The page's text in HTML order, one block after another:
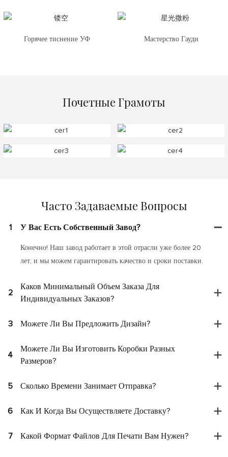
Горячее тиснение УФ Мастерство Гауди
Почетные Грамоты
Часто Задаваемые Вопросы
1 У Вас Есть Собственный Завод?
Конечно! Наш завод работает в этой отрасли уже более 20
лет, и мы можем гарантировать качество и сроки поставки.
2
Каков Минимальный Объем Заказа Для
Индивидуальных Заказов?
3 Можете Ли Вы Предложить Дизайн?
4
Можете Ли Вы Изготовить Коробки Разных
Размеров?
5 Сколько Времени Занимает Отправка?
6 Как И Когда Вы Осуществляете Доставку?
7 Какой Формат Файлов Для Печати Вам Нужен?